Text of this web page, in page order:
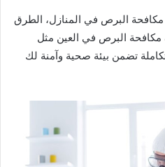
مكافحة البرص في المنازل، الطرق
مكافحة البرص في العين مثل
تضمن بيئة صحية وآمنة لك